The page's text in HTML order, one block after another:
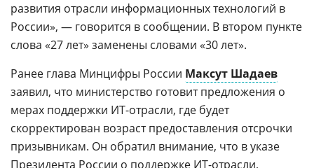
развития отрасли информационных технологий в
России», — говорится в сообщении. В втором пункте
слова «27 лет» заменены словами «30 лет».
Ранее глава Минцифры России Максут Шадаев
заявил, что министерство готовит предложения о
мерах поддержки ИТ-отрасли, где будет
скорректирован возраст предоставления отсрочки
призывникам. Он обратил внимание, что в указе
Президента России о поддержке ИТ-отрасли,